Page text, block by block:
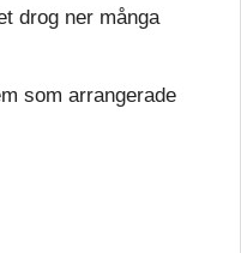
drog ner många
som arrangerade